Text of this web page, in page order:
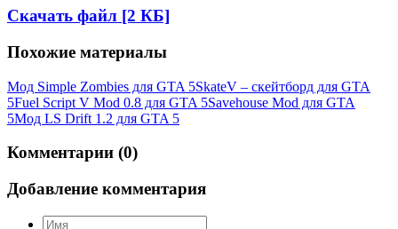
Скачать файл [2 КБ]
Похожие материалы
Мод Simple Zombies для GTA 5SkateV – скейтборд для GTA
5Fuel Script V Mod 0.8 для GTA 5Savehouse Mod для GTA
5Мод LS Drift 1.2 для GTA 5
Комментарии (0)
Добавление комментария